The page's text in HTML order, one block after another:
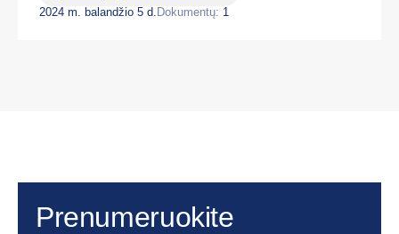
2024 m. balandžio 5 d. Dokumentų: 1
Prenumeruokite